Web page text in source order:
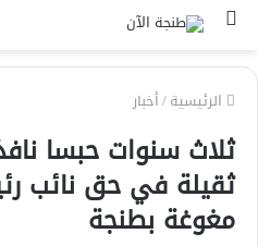
بحث
الرئيسية/أخبار
ثلاث سنوات حبسا
ثقيلة في حق نائب
مغوغة بطنجة